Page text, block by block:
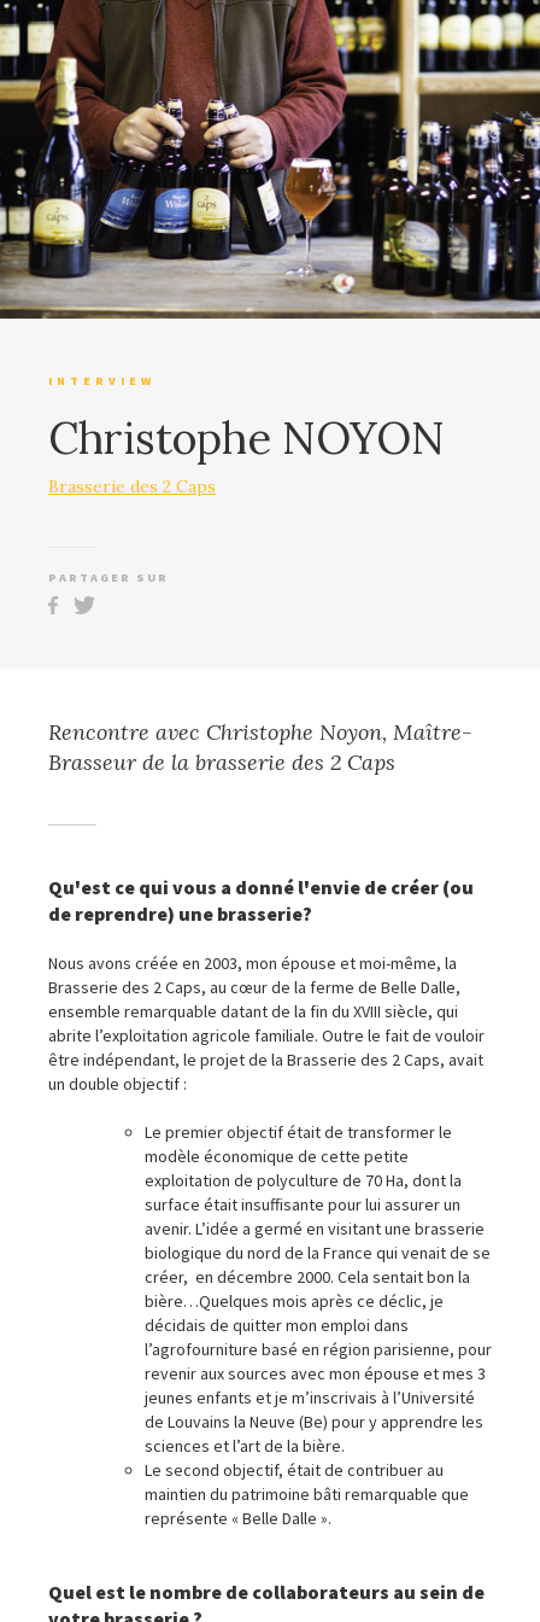
CULTURE & LOISIRS
HÉBERGEMENT
RESTAURATION ET ESTAMINETS
VOYAGES EN BIÈROLOGIE
INTERVIEW
Christophe NOYON
Brasserie des 2 Caps
PARTAGER SUR
Rencontre avec Christophe Noyon, Maître-
Brasseur de la brasserie des 2 Caps
Qu'est ce qui vous a donné l'envie de créer (ou
de reprendre) une brasserie?
Nous avons créée en 2003, mon épouse et moi-même, la
Brasserie des 2 Caps, au cœur de la ferme de Belle Dalle,
ensemble remarquable datant de la fin du XVIII siècle, qui
abrite l’exploitation agricole familiale. Outre le fait de vouloir
être indépendant, le projet de la Brasserie des 2 Caps, avait
un double objectif :
Le premier objectif était de transformer le
modèle économique de cette petite
exploitation de polyculture de 70 Ha, dont la
surface était insuffisante pour lui assurer un
avenir. L’idée a germé en visitant une brasserie
biologique du nord de la France qui venait de se
créer, en décembre 2000. Cela sentait bon la
bière…Quelques mois après ce déclic, je
décidais de quitter mon emploi dans
l’agrofourniture basé en région parisienne, pour
revenir aux sources avec mon épouse et mes 3
jeunes enfants et je m’inscrivais à l’Université
de Louvains la Neuve (Be) pour y apprendre les
sciences et l’art de la bière.
Le second objectif, était de contribuer au
maintien du patrimoine bâti remarquable que
représente « Belle Dalle ».
Quel est le nombre de collaborateurs au sein de